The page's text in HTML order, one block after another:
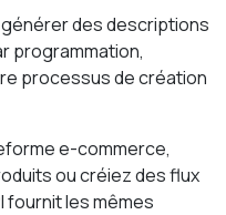
générer des descriptions
programmation,
processus de création
e-commerce,
ou créiez des flux
fournit les mêmes